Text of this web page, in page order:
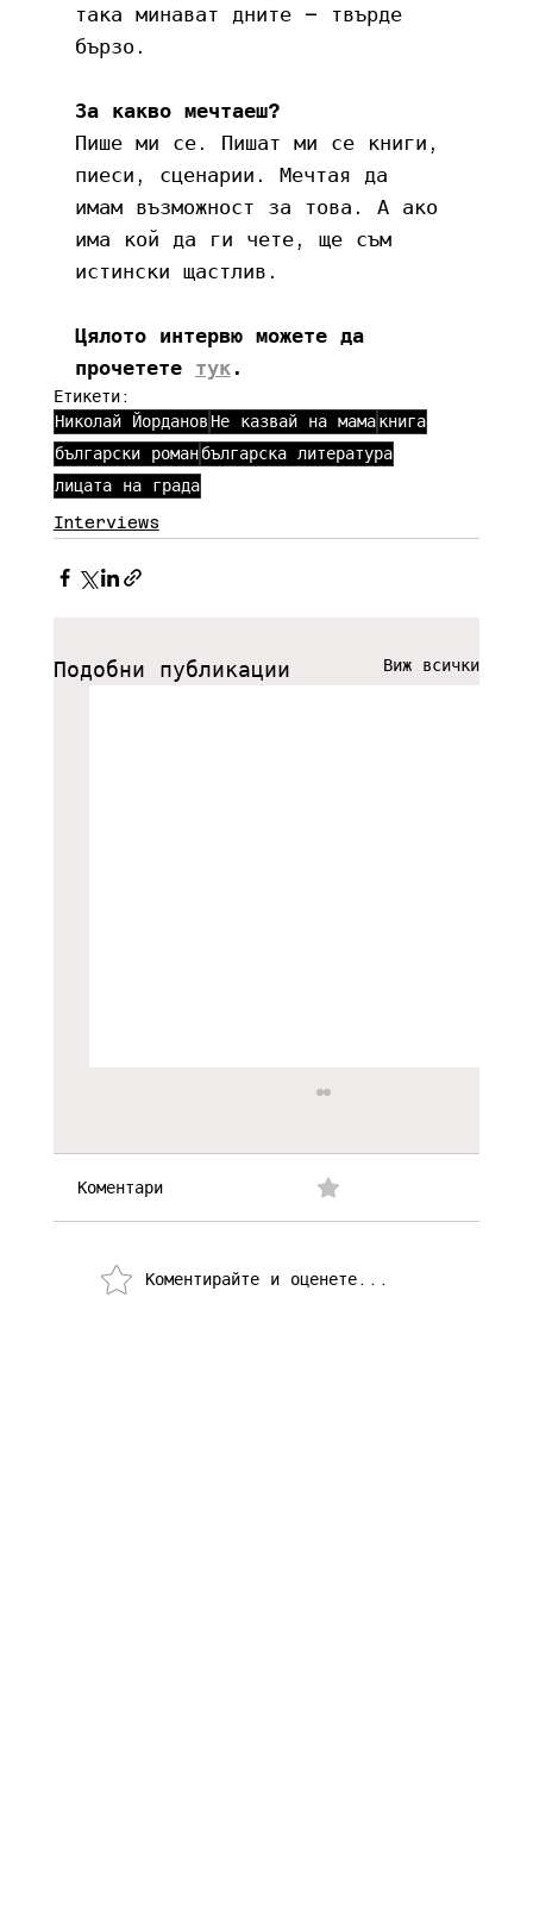
така минават дните – твърде
бързо.
За какво мечтаеш?
Пише ми се. Пишат ми се книги,
пиеси, сценарии. Мечтая да
имам възможност за това. А ако
има кой да ги чете, ще съм
истински щастлив.
Цялото интервю можете да
прочетете тук.
Етикети:
Николай Йорданов Не казвай на мама книга
български романбългарска литература
лицата на града
Interviews
Подобни публикации Виж всички
Коментари
Коментирайте и оценете...